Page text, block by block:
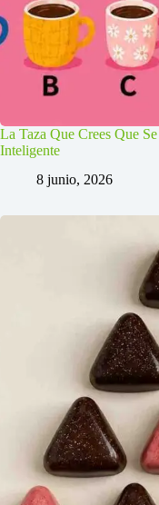
La Taza Que Crees Que
Inteligente
8 junio, 2026